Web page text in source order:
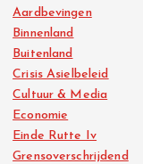
Aardbevingen
Binnenland
Buitenland
Crisis Asielbeleid
Cultuur & Media
Economie
Einde Rutte Iv
Grensoverschrijdend